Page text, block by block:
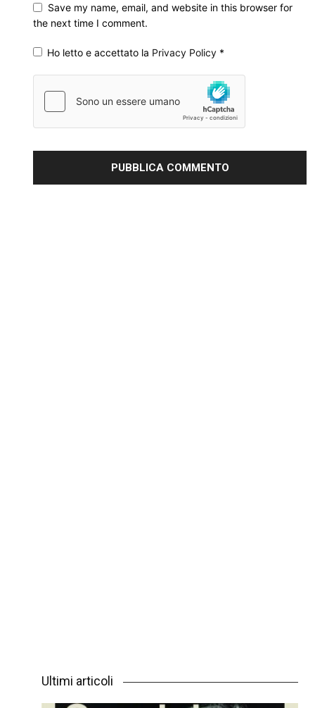
Save my name, email, and website in this browser for
the next time I comment.
Ho letto e accettato la Privacy Policy *
Ultimi articoli